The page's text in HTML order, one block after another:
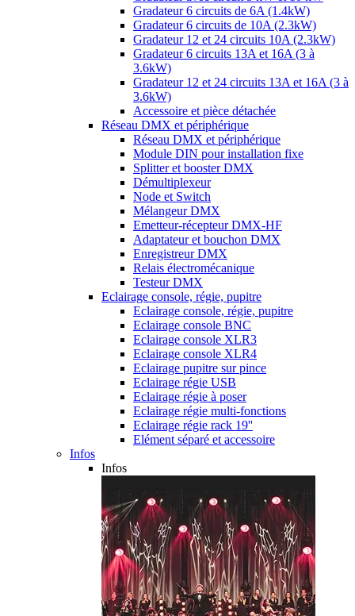
Gradateur 6 circuits de 6A (1.4kW)
Gradateur 6 circuits de 10A (2.3kW)
Gradateur 12 et 24 circuits 10A (2.3kW)
Gradateur 6 circuits 13A et 16A (3 à
3.6kW)
Gradateur 12 et 24 circuits 13A et 16A (3 à
3.6kW)
Accessoire et pièce détachée
Réseau DMX et périphérique
Réseau DMX et périphérique
Module DIN pour installation fixe
Splitter et booster DMX
Démultiplexeur
Node et Switch
Mélangeur DMX
Emetteur-récepteur DMX-HF
Adaptateur et bouchon DMX
Enregistreur DMX
Relais électromécanique
Testeur DMX
Eclairage console, régie, pupitre
Eclairage console, régie, pupitre
Eclairage console BNC
Eclairage console XLR3
Eclairage console XLR4
Eclairage pupitre sur pince
Eclairage régie USB
Eclairage régie à poser
Eclairage régie multi-fonctions
Eclairage régie rack 19''
Elément séparé et accessoire
Infos
Infos